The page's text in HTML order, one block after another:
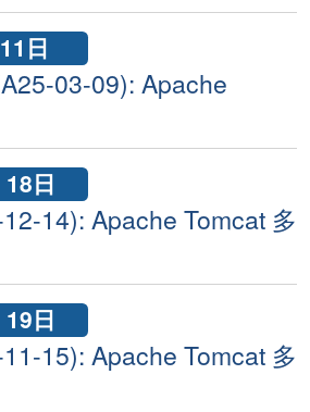
日
03-09): Apache
日
14): Apache Tomcat 多
日
15): Apache Tomcat 多